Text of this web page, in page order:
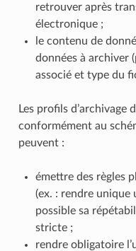
retrouver après
électronique ;
le contenu de
données à archiver
associé et type du
Les profils d’archivage
conformément au
peuvent :
émettre des règles
(ex. : rendre unique
possible sa
stricte ;
rendre obligatoire